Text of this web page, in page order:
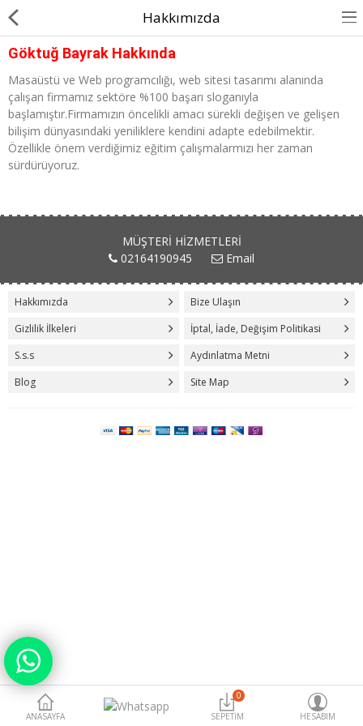
Anasayfa
Dubalı Bayrak
İletişim
ANASAYFA
0
SEPETIM
HESABIM
Hakkımızda
Göktuğ Bayrak Hakkında
Masaüstü ve Web programcılığı, web sitesi tasarımı alanında
çalışan firmamız sektöre %100 başarı sloganıyla
başlamıştır.Firmamızın öncelikli amacı sürekli değişen ve gelişen
bilişim dünyasındaki yeniliklere kendini adapte edebilmektir.
Özellikle önem verdiğimiz eğitim çalışmalarmızı her zaman
sürdürüyoruz.
MÜŞTERI HIZMETLERI
02164190945
Email
Hakkımızda
Bize Ulaşın
Gizlilik İlkeleri
İptal, İade, Değişim Politikasi
S.s.s
Aydınlatma Metni
Blog
Site Map